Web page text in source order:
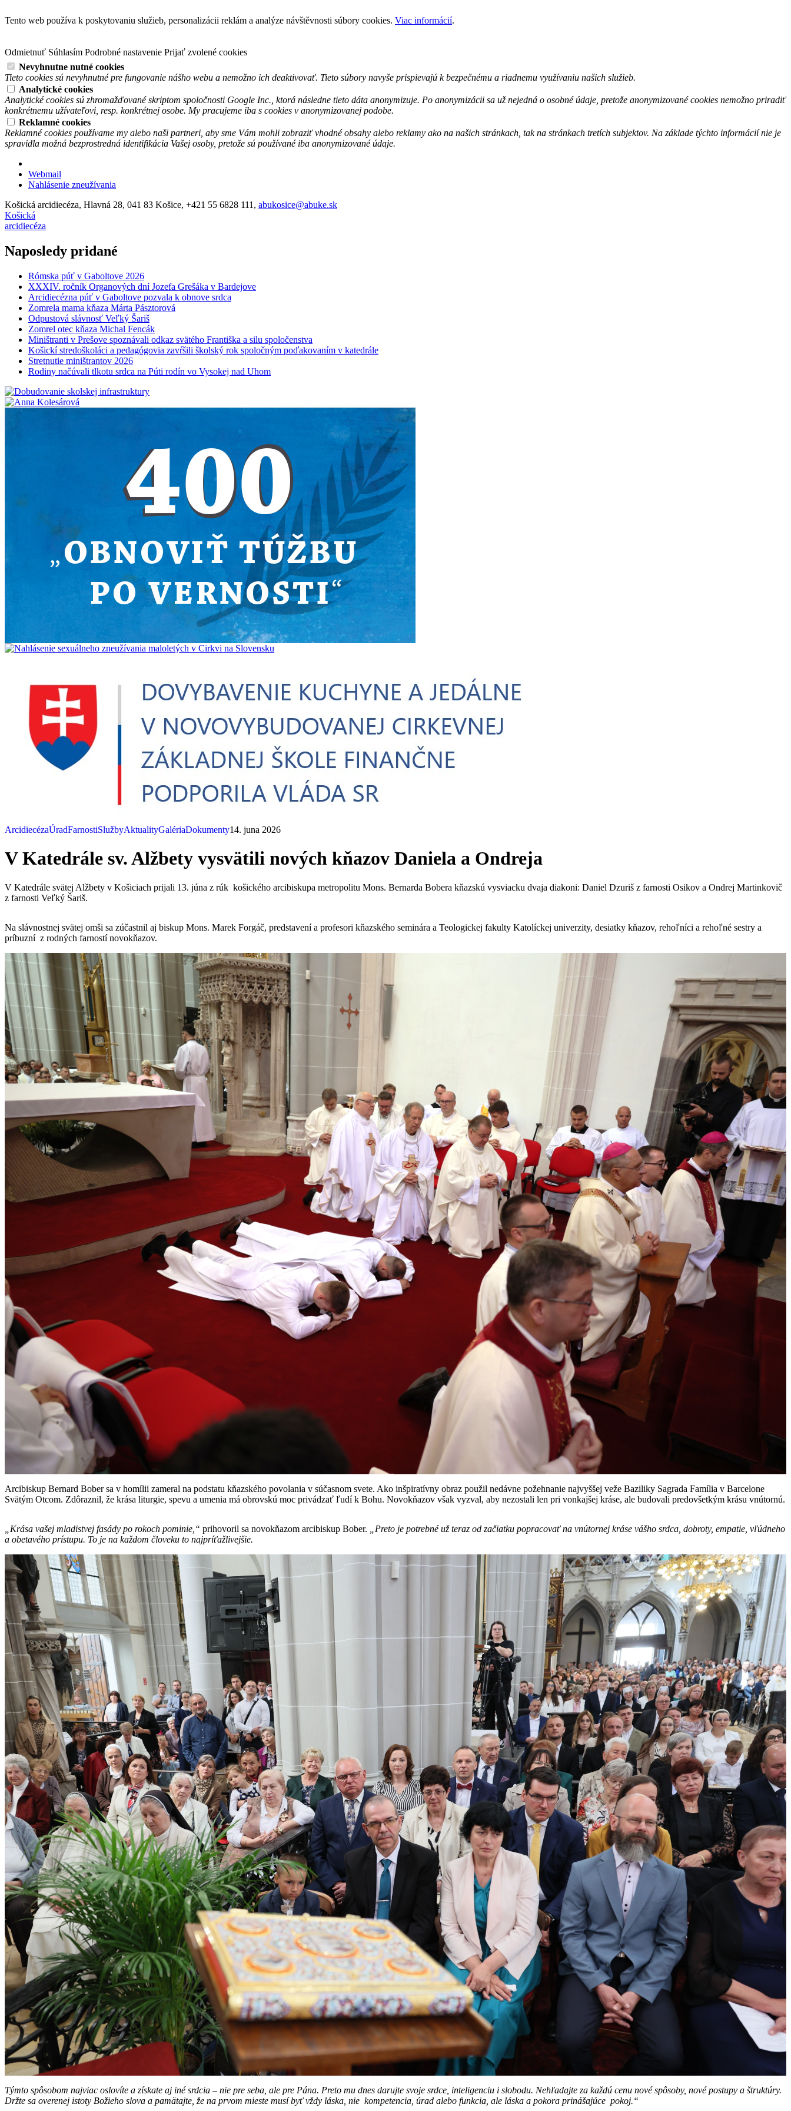
Tento web používa k poskytovaniu služieb, personalizácii reklám a analýze návštěvnosti súbory cookies. Viac informácií.
Odmietnuť Súhlasím Podrobné nastavenie Prijať zvolené cookies
Nevyhnutne nutné cookies
Tieto cookies sú nevyhnutné pre fungovanie nášho webu a nemožno ich deaktivovať. Tieto súbory navyše prispievajú k bezpečnému a riadnemu využívaniu našich služieb.
Analytické cookies
Analytické cookies sú zhromažďované skriptom spoločnosti Google Inc., ktorá následne tieto dáta anonymizuje. Po anonymizácii sa už nejedná o osobné údaje, pretože anonymizované cookies nemožno priradiť
konkrétnemu užívateľovi, resp. konkrétnej osobe. My pracujeme iba s cookies v anonymizovanej podobe.
Reklamné cookies
Reklamné cookies používame my alebo naši partneri, aby sme Vám mohli zobraziť vhodné obsahy alebo reklamy ako na našich stránkach, tak na stránkach tretích subjektov. Na základe týchto informácií nie je
spravidla možná bezprostredná identifikácia Vašej osoby, pretože sú používané iba anonymizované údaje.
Webmail
Nahlásenie zneužívania
Košická arcidiecéza, Hlavná 28, 041 83 Košice, +421 55 6828 111, abukosice@abuke.sk
Košická
arcidiecéza
Naposledy pridané
Rómska púť v Gaboltove 2026
XXXIV. ročník Organových dní Jozefa Grešáka v Bardejove
Arcidiecézna púť v Gaboltove pozvala k obnove srdca
Zomrela mama kňaza Márta Pásztorová
Odpustová slávnosť Veľký Šariš
Zomrel otec kňaza Michal Fencák
Miništranti v Prešove spoznávali odkaz svätého Františka a silu spoločenstva
Košickí stredoškoláci a pedagógovia zavŕšili školský rok spoločným poďakovaním v katedrále
Stretnutie miništrantov 2026
Rodiny načúvali tlkotu srdca na Púti rodín vo Vysokej nad Uhom
ArcidiecézaÚradFarnostiSlužbyAktualityGalériaDokumenty14. juna 2026
V Katedrále sv. Alžbety vysvätili nových kňazov Daniela a Ondreja
V Katedrále svätej Alžbety v Košiciach prijali 13. júna z rúk košického arcibiskupa metropolitu Mons. Bernarda Bobera kňazskú vysviacku dvaja diakoni: Daniel Dzuriš z farnosti Osikov a Ondrej Martinkovič
z farnosti Veľký Šariš.
Na slávnostnej svätej omši sa zúčastnil aj biskup Mons. Marek Forgáč, predstavení a profesori kňazského seminára a Teologickej fakulty Katolíckej univerzity, desiatky kňazov, rehoľníci a rehoľné sestry a
príbuzní z rodných farností novokňazov.
Arcibiskup Bernard Bober sa v homílii zameral na podstatu kňazského povolania v súčasnom svete. Ako inšpiratívny obraz použil nedávne požehnanie najvyššej veže Baziliky Sagrada Família v Barcelone
Svätým Otcom. Zdôraznil, že krása liturgie, spevu a umenia má obrovskú moc privádzať ľudí k Bohu. Novokňazov však vyzval, aby nezostali len pri vonkajšej kráse, ale budovali predovšetkým krásu vnútornú.
„Krása vašej mladistvej fasády po rokoch pominie,“ prihovoril sa novokňazom arcibiskup Bober.
„Preto je potrebné už teraz od začiatku popracovať na vnútornej kráse vášho srdca, dobroty, empatie, vľúdneho
a obetavého prístupu. To je na každom človeku to najpríťažlivejšie.
Týmto spôsobom najviac oslovíte a získate aj iné srdcia – nie pre seba, ale pre Pána. Preto mu dnes darujte svoje srdce, inteligenciu i slobodu. Nehľadajte za každú cenu nové spôsoby, nové postupy a štruktúry.
Držte sa overenej istoty Božieho slova a pamätajte, že na prvom mieste musí byť vždy láska, nie kompetencia, úrad alebo funkcia, ale láska a pokora prinášajúce pokoj.“